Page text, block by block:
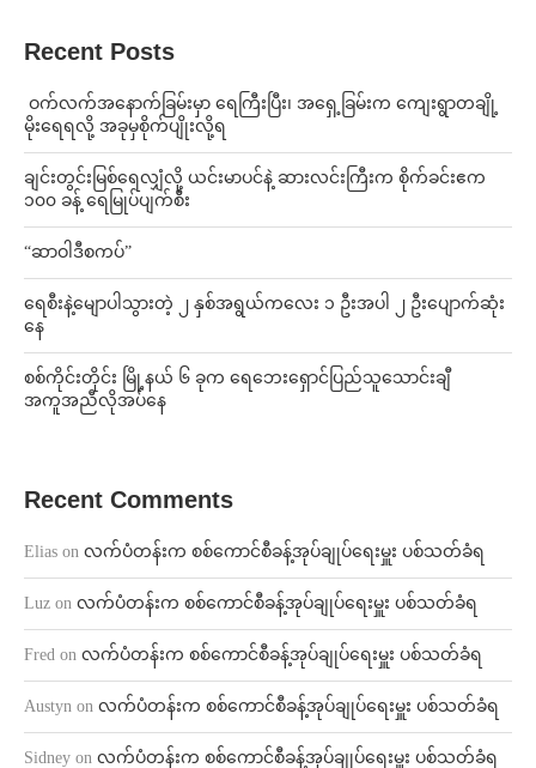
Recent Posts
⁩ ⁨ဝက်လက်အနောက်ခြမ်းမှာ ရေကြီးပြီး၊ အရှေ့ခြမ်းက ကျေးရွာတချို့
မိုးရေရလို့ အခုမှစိုက်ပျိုးလို့ရ
ချင်းတွင်းမြစ်ရေလျှံလို့ ယင်းမာပင်နဲ့ ဆားလင်းကြီးက စိုက်ခင်းဧက
၁၀၀ ခန့် ရေမြုပ်ပျက်စီး
“ဆာဝါဒီစကပ်”
ရေစီးနဲ့မျောပါသွားတဲ့ ၂ နှစ်အရွယ်ကလေး ၁ ဦးအပါ ၂ ဦးပျောက်ဆုံး
နေ
စစ်ကိုင်းတိုင်း မြို့နယ် ၆ ခုက ရေဘေးရှောင်ပြည်သူသောင်းချီ
အကူအညီလိုအပ်နေ
Recent Comments
Elias on လက်ပံတန်းက စစ်ကောင်စီခန့်အုပ်ချုပ်ရေးမှူး ပစ်သတ်ခံရ
Luz on လက်ပံတန်းက စစ်ကောင်စီခန့်အုပ်ချုပ်ရေးမှူး ပစ်သတ်ခံရ
Fred on လက်ပံတန်းက စစ်ကောင်စီခန့်အုပ်ချုပ်ရေးမှူး ပစ်သတ်ခံရ
Austyn on လက်ပံတန်းက စစ်ကောင်စီခန့်အုပ်ချုပ်ရေးမှူး ပစ်သတ်ခံရ
Sidney on လက်ပံတန်းက စစ်ကောင်စီခန့်အုပ်ချုပ်ရေးမှူး ပစ်သတ်ခံရ